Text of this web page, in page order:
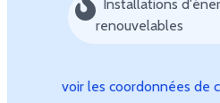
Installations
renouvelables
voir les coordonnées de